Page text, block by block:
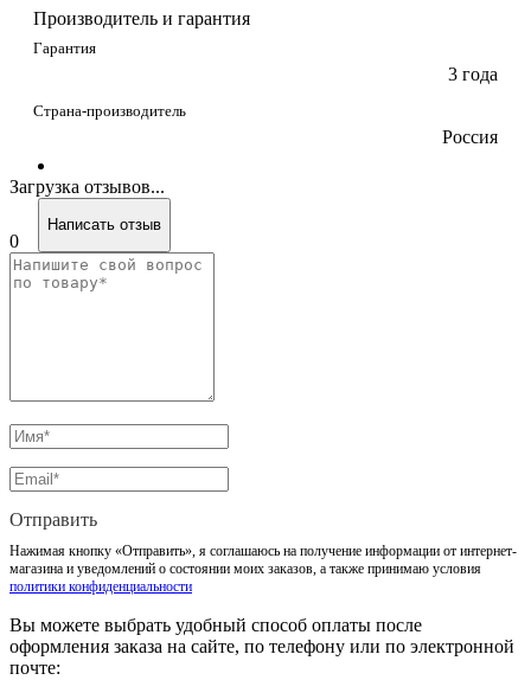
Производитель и гарантия
Гарантия
3 года
Страна-производитель
Россия
Загрузка отзывов...
0
Написать отзыв
Отправить
Нажимая кнопку «Отправить», я соглашаюсь на получение информации от интернет-
магазина и уведомлений о состоянии моих заказов, а также принимаю условия
политики конфиденциальности
Вы можете выбрать удобный способ оплаты после
оформления заказа на сайте, по телефону или по электронной
почте: